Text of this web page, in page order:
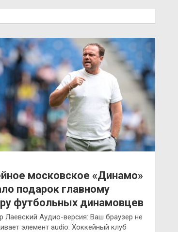
московское «Динамо»
подарок главному
футбольных динамовцев
Лаевский Аудио-версия: Ваш браузер не
элемент audio. Хоккейный клуб